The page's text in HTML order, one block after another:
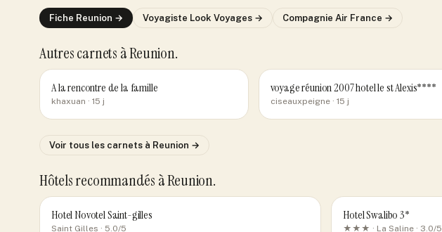
Fiche Reunion → Voyagiste Look Voyages → Compagnie Air France →
Autres carnets à Reunion.
A la rencontre de la famille
khaxuan · 15 j
voyage réunion 2007 hotel le st Alexis****
ciseauxpeigne· 15 j
Voir tous les carnets à Reunion →
Hôtels recommandés à Reunion.
Hotel Novotel Saint-gilles
Saint Gilles · 5.0/5
Hotel Swalibo 3*
★★★ · La Saline · 3.0/5